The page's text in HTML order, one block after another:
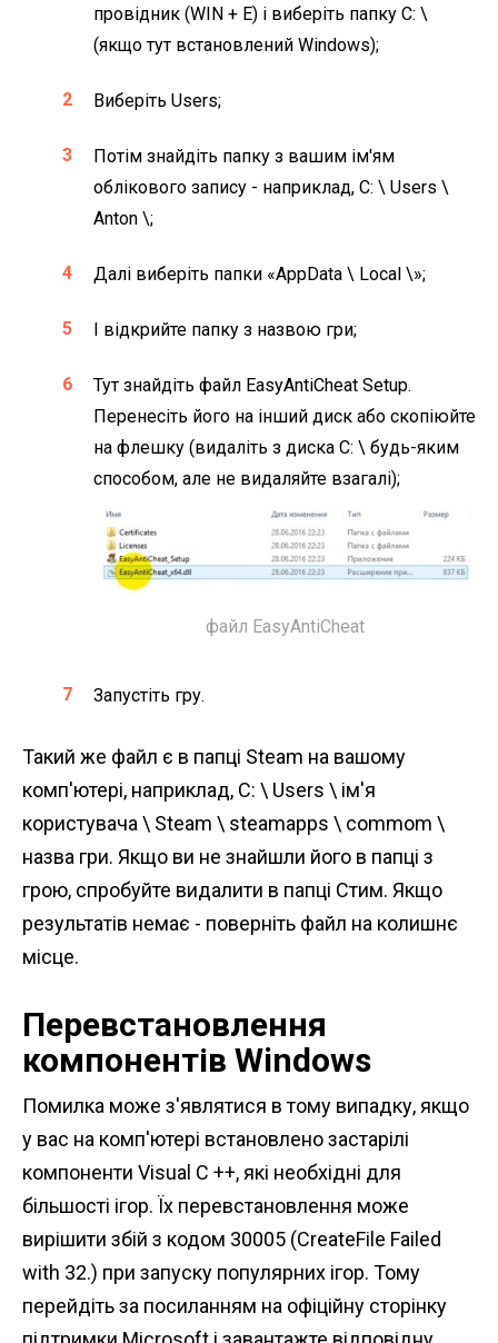
провідник (WIN + E) і виберіть папку C: \
(якщо тут встановлений Windows);
Виберіть Users;
Потім знайдіть папку з вашим ім'ям
облікового запису - наприклад, C: \ Users \
Anton \;
Далі виберіть папки «AppData \ Local \»;
І відкрийте папку з назвою гри;
Тут знайдіть файл EasyAntiCheat Setup.
Перенесіть його на інший диск або скопіюйте
на флешку (видаліть з диска C: \ будь-яким
способом, але не видаляйте взагалі);
файл EasyAntiCheat
Запустіть гру.
Такий же файл є в папці Steam на вашому
комп'ютері, наприклад, C: \ Users \ ім'я
користувача \ Steam \ steamapps \ commom \
назва гри. Якщо ви не знайшли його в папці з
грою, спробуйте видалити в папці Стим. Якщо
результатів немає - поверніть файл на колишнє
місце.
Перевстановлення
компонентів Windows
Помилка може з'являтися в тому випадку, якщо
у вас на комп'ютері встановлено застарілі
компоненти Visual C ++, які необхідні для
більшості ігор. Їх перевстановлення може
вирішити збій з кодом 30005 (CreateFile Failed
with 32.) при запуску популярних ігор. Тому
перейдіть за посиланням на офіційну сторінку